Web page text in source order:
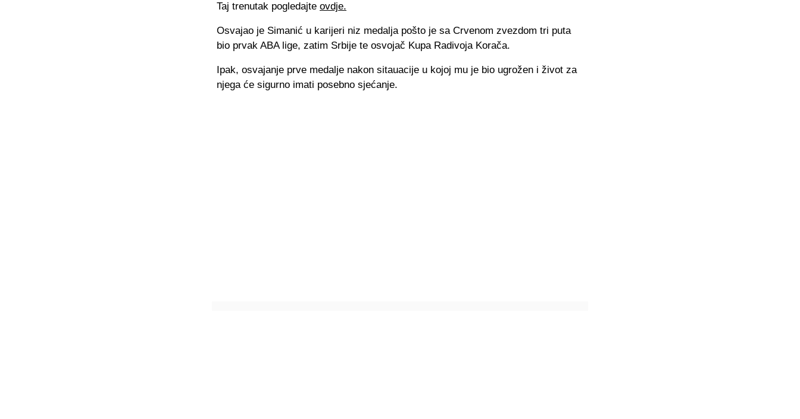
Taj trenutak pogledajte ovdje.
Osvajao je Simanić u karijeri niz medalja pošto je sa Crvenom zvezdom tri puta
bio prvak ABA lige, zatim Srbije te osvojač Kupa Radivoja Korača.
Ipak, osvajanje prve medalje nakon sitauacije u kojoj mu je bio ugrožen i život za
njega će sigurno imati posebno sjećanje.